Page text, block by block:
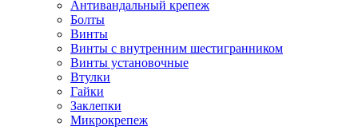
Антивандальный крепеж
Болты
Винты
Винты с внутренним шестигранником
Винты установочные
Втулки
Гайки
Заклепки
Микрокрепеж